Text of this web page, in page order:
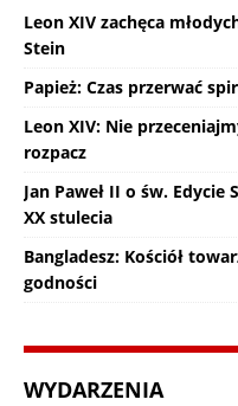
Leon XIV zachęca
Stein
Papież: Czas przerwać
Leon XIV: Nie
rozpacz
Jan Paweł II o św.
XX stulecia
Bangladesz: Kościół
godności
WYDARZENIA